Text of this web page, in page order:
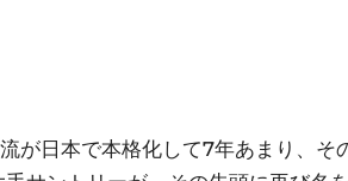
が日本で本格化して7年あまり、そ